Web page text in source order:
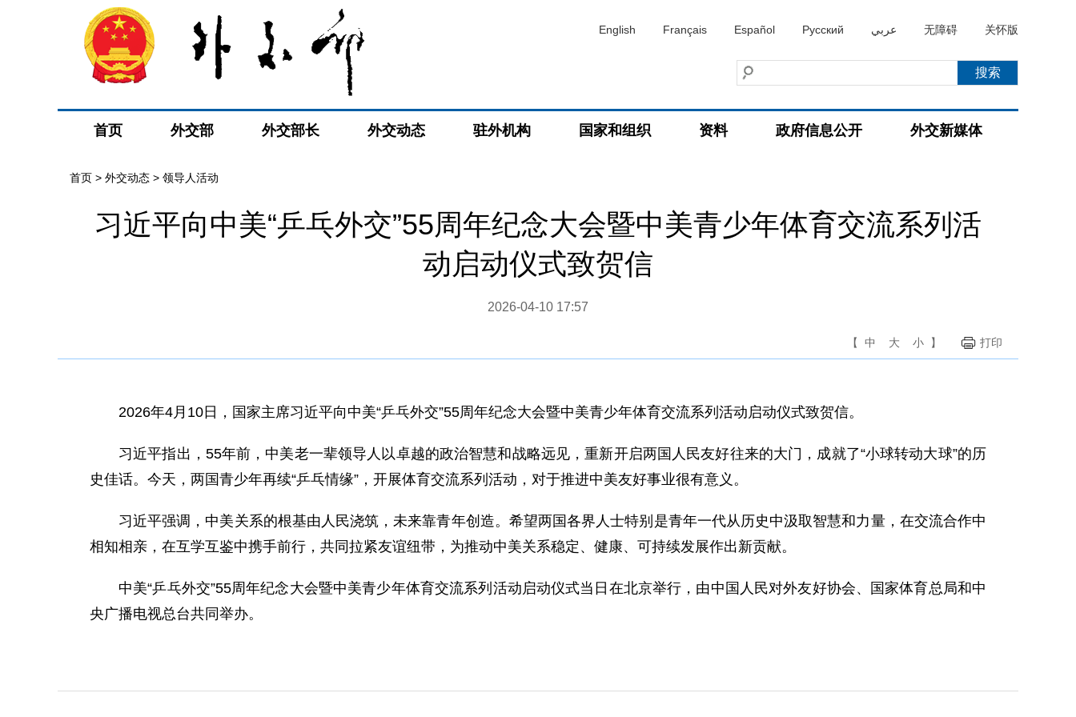
English Français Español Русский عربي 无障碍 关怀版
首页 外交部 外交部长 外交动态 驻外机构 国家和组织 资料 政府信息公开 外交新媒体
首页 > 外交动态 > 领导人活动
习近平向中美“乒乓外交”55周年纪念大会暨中美青少年体育交流系列活
动启动仪式致贺信
2026-04-10 17:57
【 中 大 小 】 打印
2026年4月10日，国家主席习近平向中美“乒乓外交”55周年纪念大会暨中美青少年体育交流系列活动启动仪式致贺信。
习近平指出，55年前，中美老一辈领导人以卓越的政治智慧和战略远见，重新开启两国人民友好往来的大门，成就了“小球转动大球”的历
史佳话。今天，两国青少年再续“乒乓情缘”，开展体育交流系列活动，对于推进中美友好事业很有意义。
习近平强调，中美关系的根基由人民浇筑，未来靠青年创造。希望两国各界人士特别是青年一代从历史中汲取智慧和力量，在交流合作中
相知相亲，在互学互鉴中携手前行，共同拉紧友谊纽带，为推动中美关系稳定、健康、可持续发展作出新贡献。
中美“乒乓外交”55周年纪念大会暨中美青少年体育交流系列活动启动仪式当日在北京举行，由中国人民对外友好协会、国家体育总局和中
央广播电视总台共同举办。